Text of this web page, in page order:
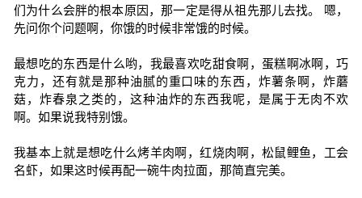
们为什么会胖的根本原因，那一定是得从祖先那儿去找。 嗯，
先问你个问题啊，你饿的时候非常饿的时候。
最想吃的东西是什么哟，我最喜欢吃甜食啊，蛋糕啊冰啊，巧
克力，还有就是那种油腻的重口味的东西，炸薯条啊，炸蘑
菇，炸春泉之类的，这种油炸的东西我呢，是属于无肉不欢
啊。如果说我特别饿。
我基本上就是想吃什么烤羊肉啊，红烧肉啊，松鼠鲤鱼，工会
名虾，如果这时候再配一碗牛肉拉面，那简直完美。